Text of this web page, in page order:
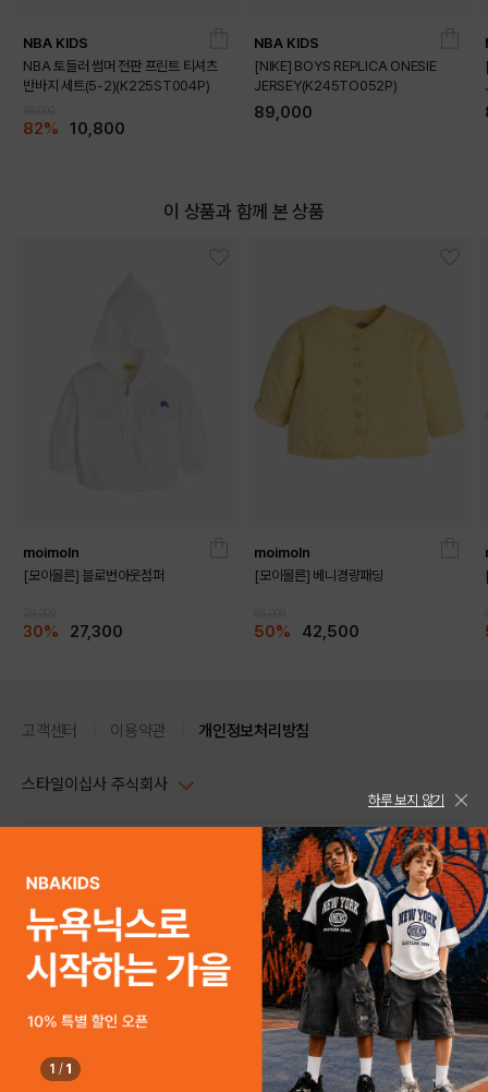
DETAILS
NBA KIDS
NBA 토들러 썸머 전판 프린트 티셔츠
반바지 세트(5-2)(K225ST004P)
82% 10,800
NBA KIDS
[NIKE] BOYS REPLICA ONESIE
JERSEY(K245TO052P)
89,000
이 상품과 함께 본 상품
moimoln
[모이몰른] 블로번아웃점퍼
30% 27,300
moimoln
[모이몰른] 베니경량패딩
50% 42,500
구매하기
고객센터 이용약관 개인정보처리방침
스타일이십사 주식회사
주소 : 서울시 강남구 논현로 633, 6층 (논현동, 한세엠케이빌딩)
사업자등록번호 : 116-81-32499
통신판매업신고번호 : 제 2024-서울강남-04239
호스팅 서비스 : 스타일이십사㈜
고객센터 1544-5336(평일 09:00~ 18:00 토/일/공휴일 휴무)
스타일24 고객센터 1544-5336
평일 09:00~ 18:00 (토/일/공휴일 휴무)
help Email : help@style24.com
COPYRIGHTⓒ2021 STYLE24 ALL RIGHTS RESERVED.
하루 보지 않기
1 / 1